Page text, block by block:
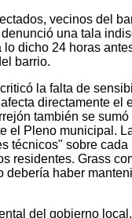
vecinos del
una tala
dicho 24 horas
barrio.
la falta de
directamente el
también se
el Pleno municipal.
técnicos" sobre
residentes. Grass
debería haber
del gobierno